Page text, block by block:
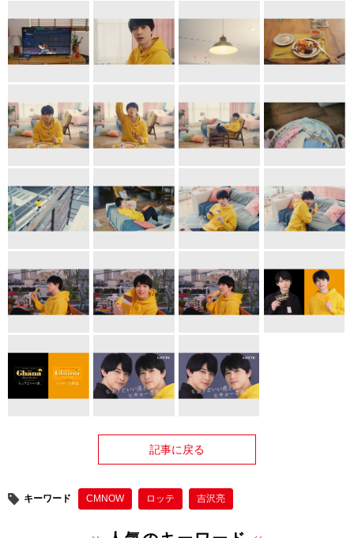
記事に戻る
キーワード CMNOW ロッテ 吉沢亮